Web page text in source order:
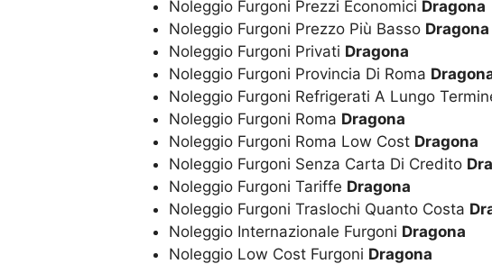
Noleggio Furgoni Prezzi Economici Dragona
Noleggio Furgoni Prezzo Più Basso Dragona
Noleggio Furgoni Privati Dragona
Noleggio Furgoni Provincia Di Roma
Noleggio Furgoni Refrigerati A Lungo
Noleggio Furgoni Roma Dragona
Noleggio Furgoni Roma Low Cost Dragona
Noleggio Furgoni Senza Carta Di Credito
Noleggio Furgoni Tariffe Dragona
Noleggio Furgoni Traslochi Quanto Costa
Noleggio Internazionale Furgoni Dragona
Noleggio Low Cost Furgoni Dragona